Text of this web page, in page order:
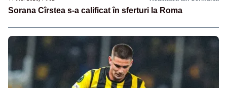
Sorana Cîrstea s-a calificat în sferturi la Roma